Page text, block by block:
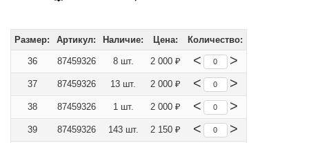
Размер: Артикул: Наличие: Цена: Количество:
36 87459326 8 шт. 2 000 ₽ < >
37 87459326 13 шт. 2 000 ₽ < >
38 87459326 1 шт. 2 000 ₽ < >
39 87459326 143 шт. 2 150 ₽ < >